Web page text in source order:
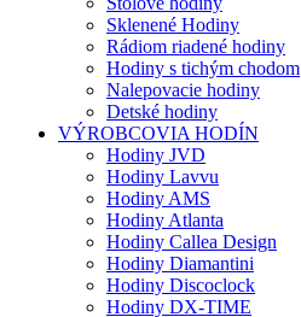
Sklenené Hodiny
Rádiom riadené hodiny
Hodiny s tichým chodom
Nalepovacie hodiny
Detské hodiny
VÝROBCOVIA HODÍN
Hodiny JVD
Hodiny Lavvu
Hodiny AMS
Hodiny Atlanta
Hodiny Callea Design
Hodiny Diamantini
Hodiny Discoclock
Hodiny DX-TIME